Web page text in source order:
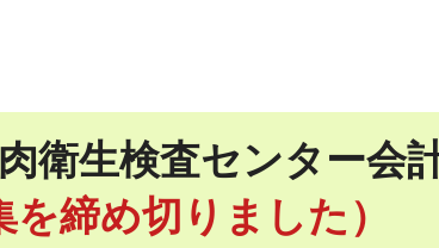
衛生検査センター会
を締め切りました）